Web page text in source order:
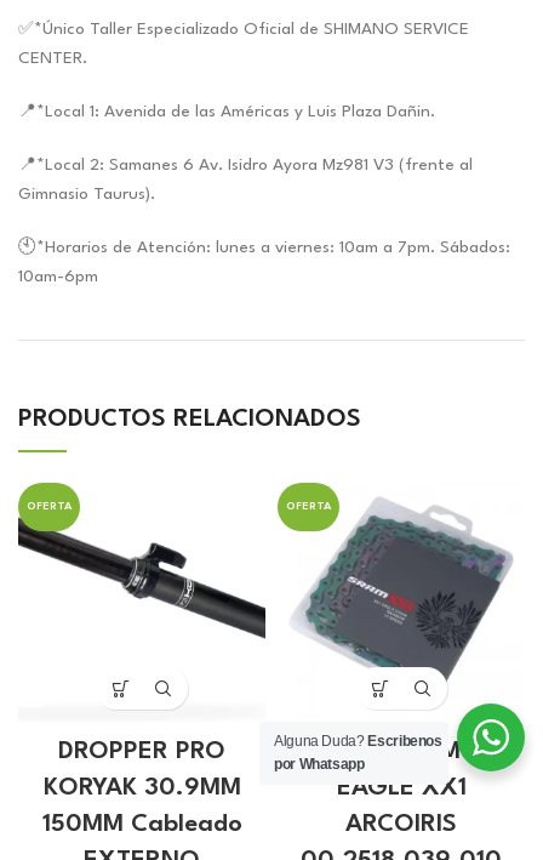
✅*Único Taller Especializado Oficial de SHIMANO SERVICE
CENTER.
📍*Local 1: Avenida de las Américas y Luis Plaza Dañin.
📍*Local 2: Samanes 6 Av. Isidro Ayora Mz981 V3 (frente al
Gimnasio Taurus).
🕙*Horarios de Atención: lunes a viernes: 10am a 7pm. Sábados:
10am-6pm
PRODUCTOS RELACIONADOS
OFERTA
DROPPER PRO
KORYAK 30.9MM
150MM Cableado
OFERTA
Cadena SRAM 12V
EAGLE XX1
ARCOIRIS
Alguna Duda? Escribenos
por Whatsapp